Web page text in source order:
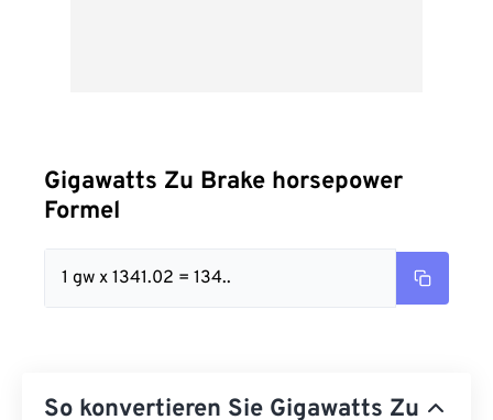
Gigawatts Zu Brake horsepower
Formel
1 gw x 1341.02 = 134..
So konvertieren Sie Gigawatts Zu